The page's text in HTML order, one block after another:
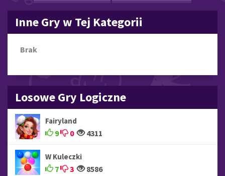
Inne Gry w Tej Kategorii
Brak
Losowe Gry Logiczne
Fairyland
9 0 4311
W Kuleczki
7 3 8586